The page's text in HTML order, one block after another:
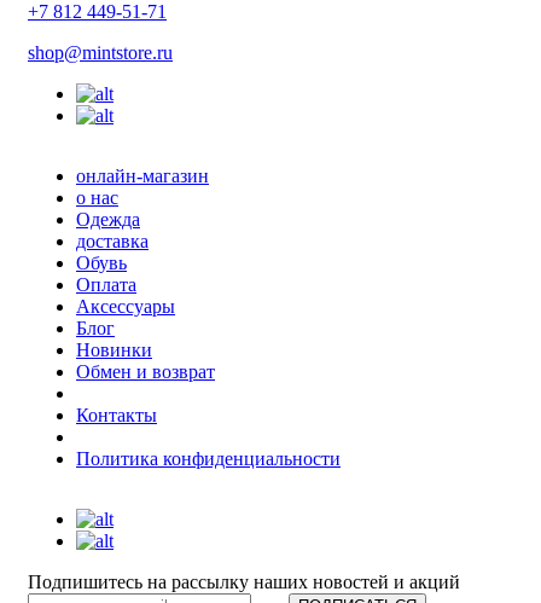
+7 812 449-51-71
shop@mintstore.ru
онлайн-магазин
о нас
Одежда
доставка
Обувь
Оплата
Аксессуары
Блог
Новинки
Обмен и возврат
Контакты
Политика конфиденциальности
Подпишитесь на рассылку наших новостей и акций